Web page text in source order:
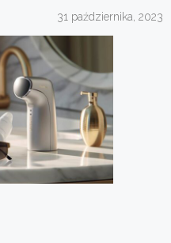
31 października, 2023